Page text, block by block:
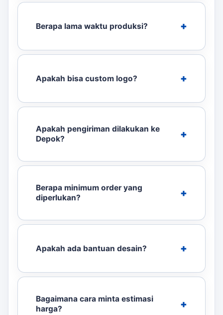
Berapa lama waktu produksi?
Apakah bisa custom logo?
Apakah pengiriman dilakukan ke
Depok?
Berapa minimum order yang
diperlukan?
Apakah ada bantuan desain?
Bagaimana cara minta estimasi
harga?